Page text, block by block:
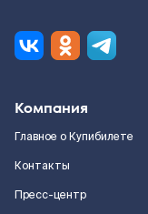
Компания
Главное о Купибилете
Контакты
Пресс-центр